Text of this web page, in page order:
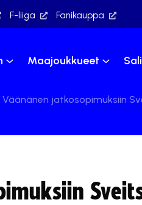
F-liiga Fanikauppa
Maajoukkueet
jatkosopimuksiin